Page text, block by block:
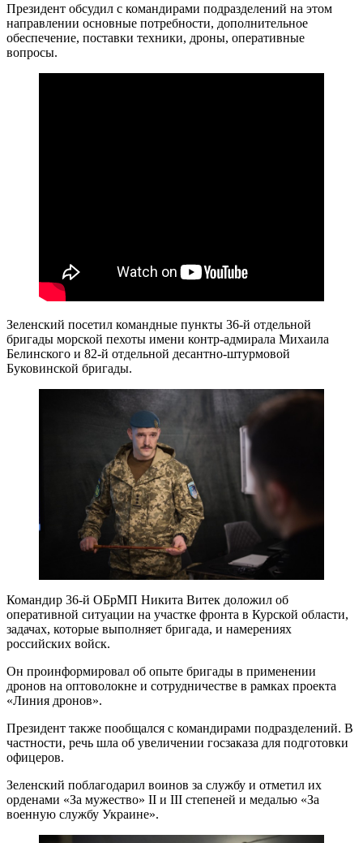
Президент обсудил с командирами подразделений на этом
направлении основные потребности, дополнительное
обеспечение, поставки техники, дроны, оперативные
вопросы.
Зеленский посетил командные пункты 36-й отдельной
бригады морской пехоты имени контр-адмирала Михаила
Белинского и 82-й отдельной десантно-штурмовой
Буковинской бригады.
Командир 36-й ОБрМП Никита Витек доложил об
оперативной ситуации на участке фронта в Курской области,
задачах, которые выполняет бригада, и намерениях
российских войск.
Он проинформировал об опыте бригады в применении
дронов на оптоволокне и сотрудничестве в рамках проекта
«Линия дронов».
Президент также пообщался с командирами подразделений. В
частности, речь шла об увеличении госзаказа для подготовки
офицеров.
Зеленский поблагодарил воинов за службу и отметил их
орденами «За мужество» II и III степеней и медалью «За
военную службу Украине».